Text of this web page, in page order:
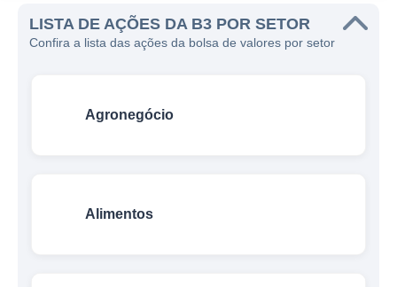
LISTA DE AÇÕES DA B3 POR SETOR
Confira a lista das ações da bolsa de valores por setor
Agronegócio
Alimentos